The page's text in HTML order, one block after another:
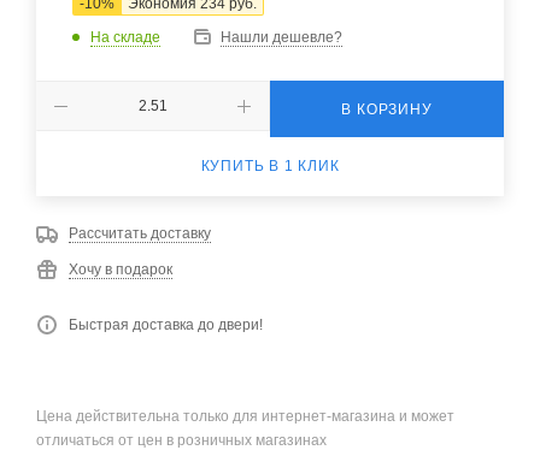
-10% Экономия 234 руб.
На складе
Нашли дешевле?
В КОРЗИНУ
КУПИТЬ В 1 КЛИК
Рассчитать доставку
Хочу в подарок
Быстрая доставка до двери!
Цена действительна только для интернет-магазина и может
отличаться от цен в розничных магазинах